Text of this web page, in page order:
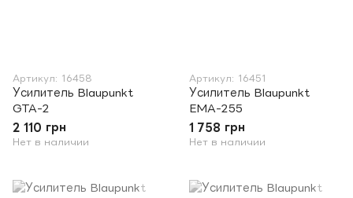
Артикул: 16458
Усилитель Blaupunkt
GTA-2
2 110 грн
Нет в наличии
Артикул: 16451
Усилитель Blaupunkt
EMA-255
1 758 грн
Нет в наличии